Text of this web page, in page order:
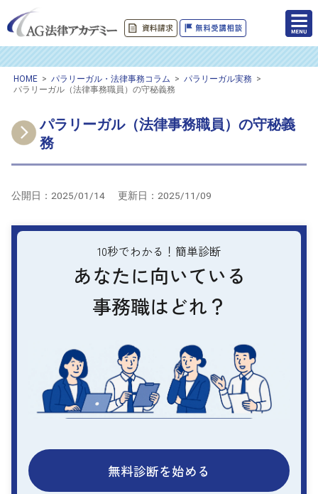
HOME > パラリーガル・法律事務コラム > パラリーガル実務 >
パラリーガル（法律事務職員）の守秘義務
パラリーガル（法律事務職員）の守秘義
務
公開日： 2025/01/14 更新日： 2025/11/09
10秒でわかる！簡単診断
あなたに向いている
事務職はどれ？
無料診断を始める